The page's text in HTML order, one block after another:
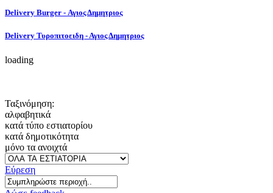
Delivery Burger - Αγιος Δημητριος
Delivery Τυροπιτοειδη - Αγιος Δημητριος
loading
Ταξινόμηση:
αλφαβητικά
κατά τύπο εστιατορίου
κατά δημοτικότητα
μόνο τα ανοιχτά
Εύρεση